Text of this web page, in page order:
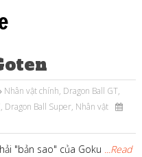
Nhân vật chính, Dragon Ball GT,
, Dragon Ball Super, Nhân vật
"bản sao" của Goku ...Read